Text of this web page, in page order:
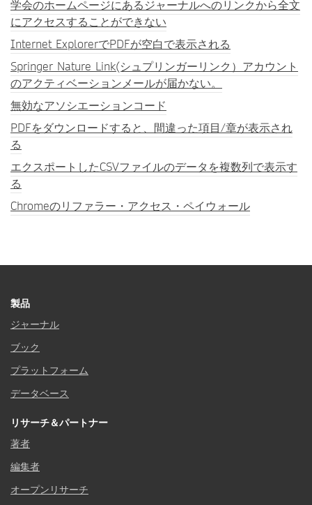
学会のホームページにあるジャーナルへのリンクから全文
にアクセスすることができない
Internet ExplorerでPDFが空白で表示される
Springer Nature Link(シュプリンガーリンク）アカウント
のアクティベーションメールが届かない。
無効なアソシエーションコード
PDFをダウンロードすると、間違った項目/章が表示され
る
エクスポートしたCSVファイルのデータを複数列で表示す
る
Chromeのリファラー・アクセス・ペイウォール
製品
ジャーナル
ブック
プラットフォーム
データベース
リサーチ＆パートナー
著者
編集者
オープンリサーチ